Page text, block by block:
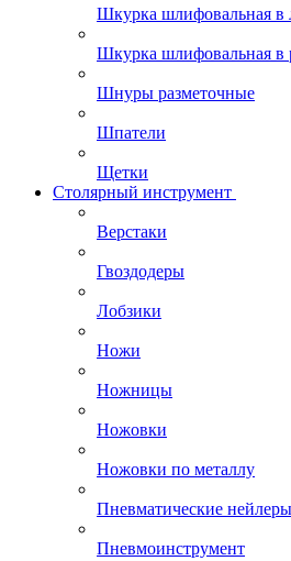
Шкурка шлифовальная в
Шкурка шлифовальная в
Шнуры разметочные
Шпатели
Щетки
Столярный инструмент
Верстаки
Гвоздодеры
Лобзики
Ножи
Ножницы
Ножовки
Ножовки по металлу
Пневматические нейлеры
Пневмоинструмент